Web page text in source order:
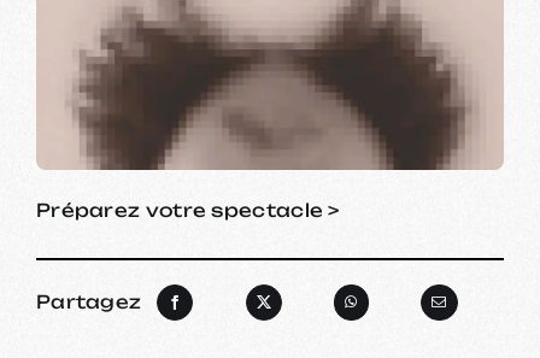
Préparez votre spectacle >
Partagez